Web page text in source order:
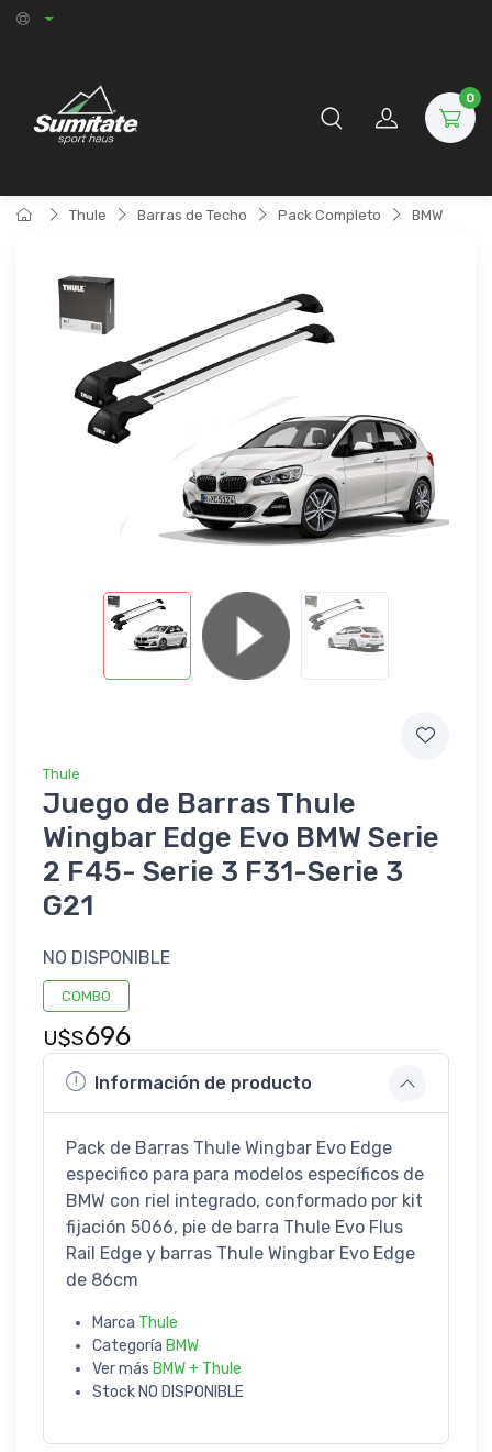
0
Thule Barras de Techo Pack Completo BMW
Thule
Juego de Barras Thule
Wingbar Edge Evo BMW Serie
2 F45- Serie 3 F31-Serie 3
G21
NO DISPONIBLE
COMBO
U$S696
Información de producto
Pack de Barras Thule Wingbar Evo Edge
especifico para para modelos específicos de
BMW con riel integrado, conformado por kit
fijación 5066, pie de barra Thule Evo Flus
Rail Edge y barras Thule Wingbar Evo Edge
de 86cm
Marca Thule
Categoría BMW
Ver más BMW + Thule
Stock NO DISPONIBLE